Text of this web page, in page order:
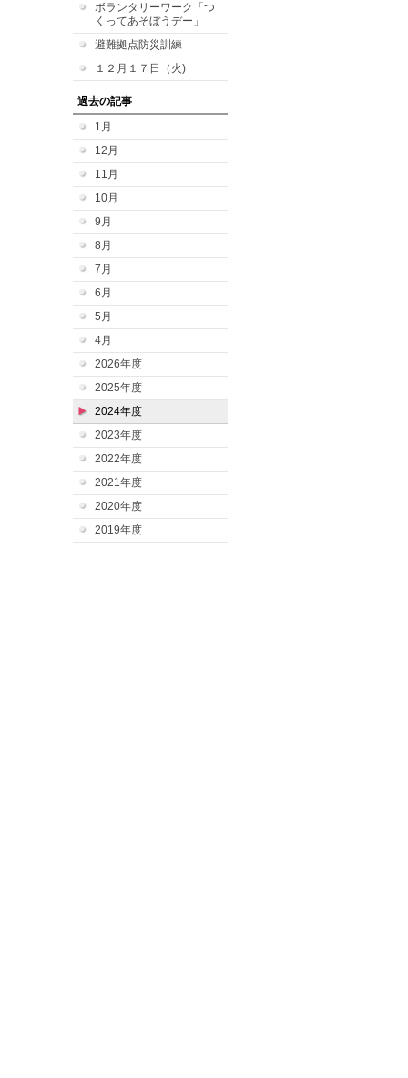
ボランタリーワーク「つ
くってあそぼうデー」
避難拠点防災訓練
１２月１７日（火)
過去の記事
1月
12月
11月
10月
9月
8月
7月
6月
5月
4月
2026年度
2025年度
2024年度
2023年度
2022年度
2021年度
2020年度
2019年度